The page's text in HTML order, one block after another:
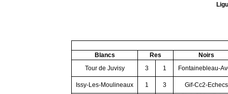
Blancs Res
Noirs
Tour de Juvisy
3 1 Fontainebleau-
Issy-Les-Moulineaux 1 3 Gif-Cc2-Echecs